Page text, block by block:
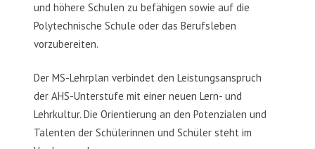
und höhere Schulen zu befähigen sowie auf die
Polytechnische Schule oder das Berufsleben
vorzubereiten.
Der MS-Lehrplan verbindet den Leistungsanspruch
der AHS-Unterstufe mit einer neuen Lern- und
Lehrkultur. Die Orientierung an den Potenzialen und
Talenten der Schülerinnen und Schüler steht im